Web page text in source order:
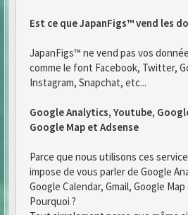
Est ce que JapanFigs™ vend les
JapanFigs™ ne vend pas vos
comme le font Facebook, Twitter,
Instagram, Snapchat, etc...
Google Analytics, Youtube,
Google Map et Adsense
Parce que nous utilisons ces
impose de vous parler de Google
Google Calendar, Gmail, Google
Pourquoi ?